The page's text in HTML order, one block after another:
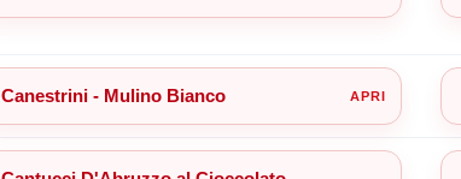
Canestrini - Mulino Bianco